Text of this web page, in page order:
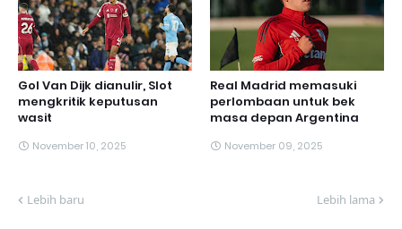
Gol Van Dijk dianulir, Slot
mengkritik keputusan
wasit
November 10, 2025
Real Madrid memasuki
perlombaan untuk bek
masa depan Argentina
November 09, 2025
Lebih baru Lebih lama